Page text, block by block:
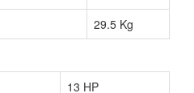
29.5 Kg
13 HP